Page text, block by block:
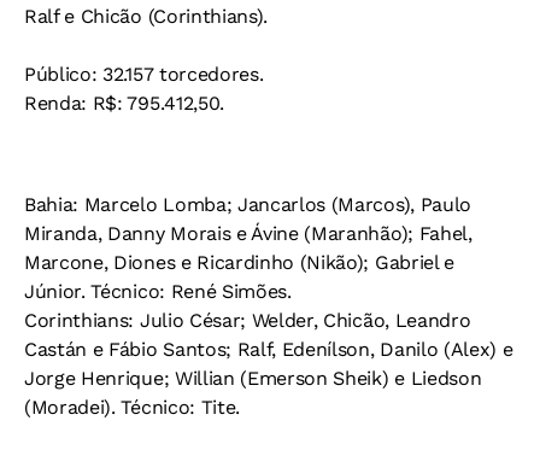
Ralf e Chicão (Corinthians).
Público: 32.157 torcedores.
Renda: R$: 795.412,50.
Bahia: Marcelo Lomba; Jancarlos (Marcos), Paulo
Miranda, Danny Morais e Ávine (Maranhão); Fahel,
Marcone, Diones e Ricardinho (Nikão); Gabriel e
Júnior.Técnico: René Simões.
Corinthians: Julio César; Welder, Chicão, Leandro
Castán e Fábio Santos; Ralf, Edenílson, Danilo (Alex) e
Jorge Henrique; Willian (Emerson Sheik) e Liedson
(Moradei).Técnico: Tite.